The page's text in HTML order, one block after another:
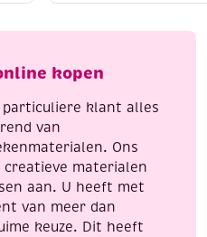
kopen
klant alles
van
Ons
creatieve materialen
aan. U heeft met
van meer dan
keuze. Dit heeft